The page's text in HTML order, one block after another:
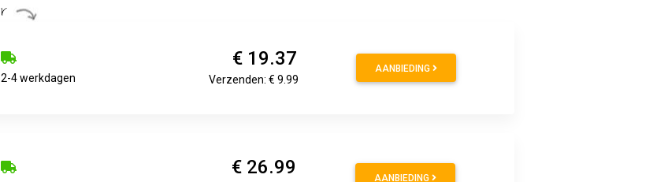
2-4 werkdagen
€ 19.37
Verzenden: € 9.99
AANBIEDING
€ 26.99 AANBIEDING